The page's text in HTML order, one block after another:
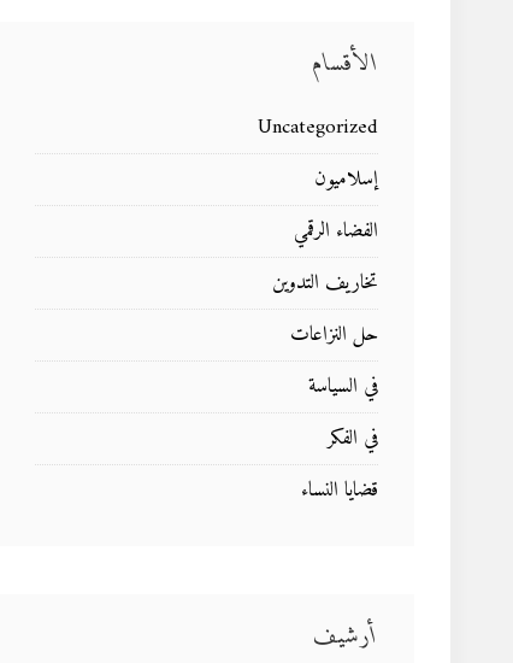
الأقسام
Uncategorized
إسلاميون
الفضاء الرقمي
تخاريف التدوين
حل النزاعات
في السياسة
في الفكر
قضايا النساء
أرشيف